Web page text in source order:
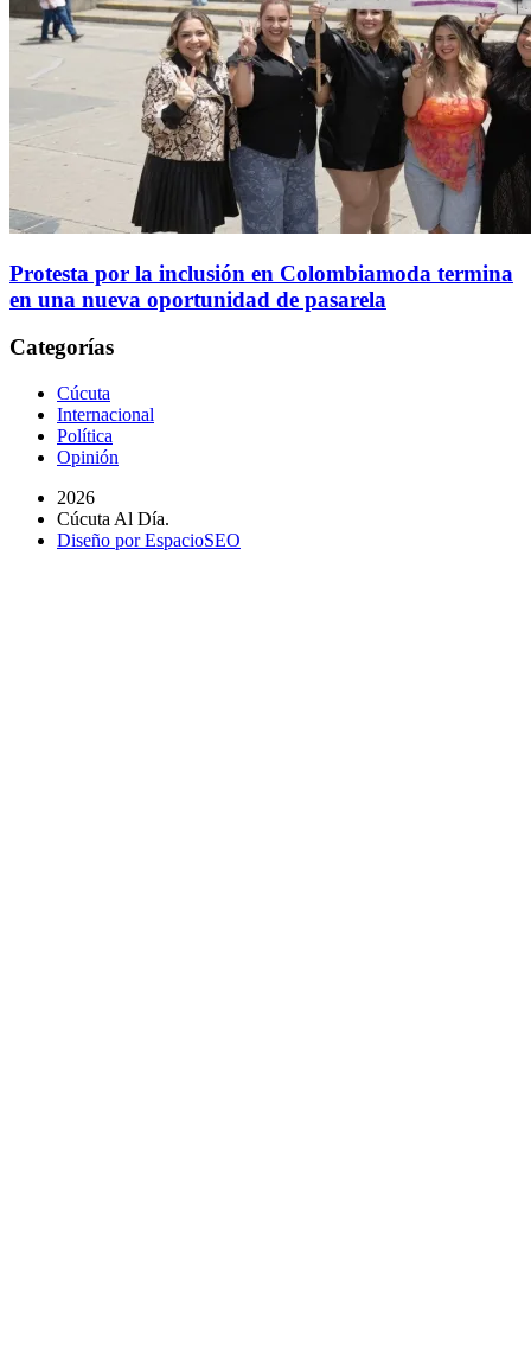
Protesta por la inclusión en Colombiamoda termina
en una nueva oportunidad de pasarela
Categorías
Cúcuta
Internacional
Política
Opinión
2026
Cúcuta Al Día.
Diseño por EspacioSEO